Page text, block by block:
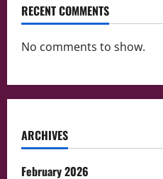
RECENT COMMENTS
No comments to show.
ARCHIVES
February 2026